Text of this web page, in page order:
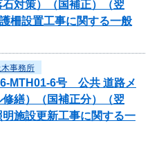
対策）（国補正）（翌
柵設置工事に関する一般
事務所
MTH01-6号 公共 道路メ
繕）（国補正分）（翌
施設更新工事に関する一